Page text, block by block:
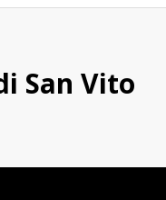
San Vito